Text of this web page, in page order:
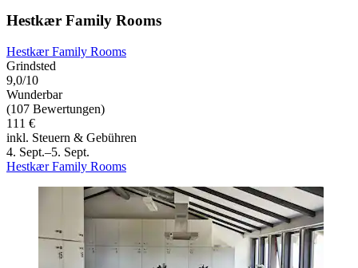
Hestkær Family Rooms
Hestkær Family Rooms
Grindsted
9,0/10
Wunderbar
(107 Bewertungen)
111 €
inkl. Steuern & Gebühren
4. Sept.–5. Sept.
Hestkær Family Rooms